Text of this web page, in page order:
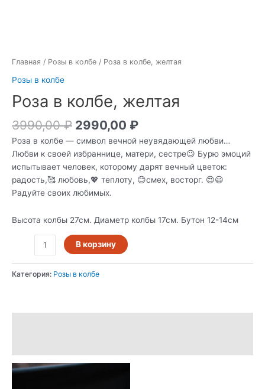
Главная / Розы в колбе / Роза в колбе, желтая
Розы в колбе
Роза в колбе, желтая
3990,00₽ 2990,00 ₽
Роза в колбе — символ вечной неувядающей любви…
Любви к своей избраннице, матери, сестре😉 Бурю эмоций
испытывает человек, которому дарят вечный цветок:
радость,🥰 любовь,💖 теплоту, 😊смех, восторг. 😍😃
Радуйте своих любимых.
Высота колбы 27см. Диаметр колбы 17см. Бутон 12-14см
В корзину
Категория: Розы в колбе